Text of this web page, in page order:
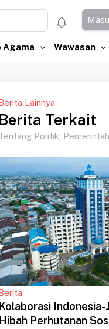
Agama Wawasan
Lainnya
Berita Terkait
Politik,
Kolaborasi Indonesia-
Hibah Perhutanan